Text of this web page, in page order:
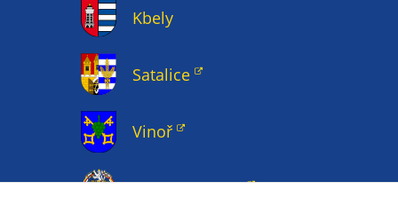
Kbely
Satalice
Vinoř
Magistrát HMP